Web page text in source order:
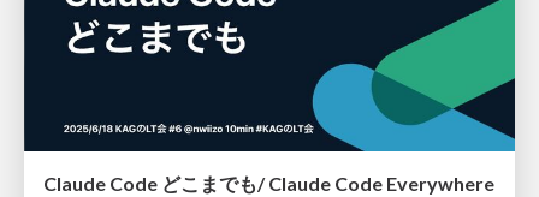
Claude Code どこまでも/ Claude Code Everywhere